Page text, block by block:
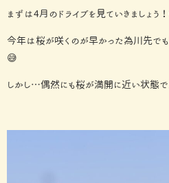
まずは4月のドライブを見ていきましょう
今年は桜が咲くのが早かった為川先でも
😅
しかし…偶然にも桜が満開に近い状態